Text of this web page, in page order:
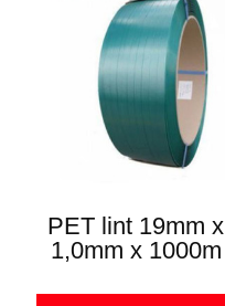
PET lint 19mm x
1,0mm x 1000m